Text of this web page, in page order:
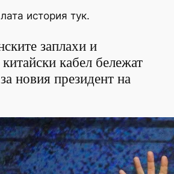
история тук.
заплахи и
кабел бележат
новия президент на